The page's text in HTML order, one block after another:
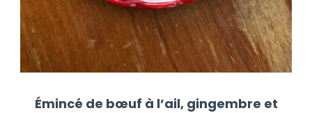
Émincé de bœuf à l’ail, gingembre et